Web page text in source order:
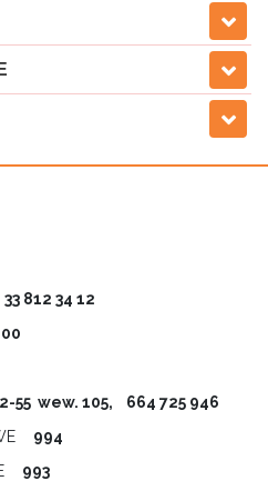
33 812 34 12
55 wew. 105, 664 725 946
994
993